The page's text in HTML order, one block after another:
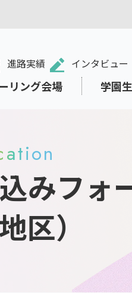
進路実績 インタビュー
中学生の方
保護者の方
ライフデザインコース
小・中学校からの学び直し
リング会場 学園
東京本校の施設紹介
就職・進路サポート
募集要項の閲覧・請求
みフォ
区）